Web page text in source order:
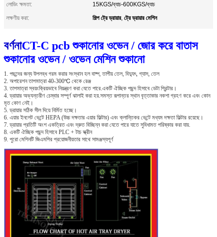
লোডিং ক্ষমতা:
15KGS/ব্যাচ-600KGS/ব্যাচ
লক্ষণীয় করা:
শিল্প ট্রে ড্রায়ার, ট্রে ড্রায়ার মেশিন
বর্ণনাCT-C pcb শুকানোর ওভেন / জোর করে বাতাস
শুকানোর ওভেন / ওভেন মেশিন শুকানো
1. পছন্দের জন্য উপলব্ধ গরম করার সংস্থান হল বাষ্প, তাপীয় তেল, বিদ্যুৎ, গ্যাস, তেল
2. অপারেশন তাপমাত্রা 40-300℃ থেকে রেঞ্জ
3. তাপমাত্রা স্বয়ংক্রিয়ভাবে নিয়ন্ত্রণ করা যেতে পারে.একটি ঐচ্ছিক পছন্দ হিসাবে ডেটা প্রিন্টার।
4. ড্রায়ার অভ্যন্তরীণ চেম্বার সম্পূর্ণ ঝালাই করা হয়.সমস্ত রূপান্তর স্থান বৃত্তাকার নকশা গ্রহণ করে এবং কোন
মৃত কোণ নেই।
5. ড্রায়ার সঠিক সীল দিয়ে নির্মিত হচ্ছে।
6. এয়ার ইনলেট ভেন্টে HEPA (উচ্চ দক্ষতার এয়ার ফিল্টার) এবং ক্লান্তিকর ভেন্টে মধ্যম দক্ষতা ফিল্টার রয়েছে।
7. ড্রায়ার প্রতিটি অংশ একত্রিত এবং দ্রুত বিচ্ছিন্ন করা যেতে পারে যাতে সুবিধামত পরিষ্কার করা যায়.
8. একটি ঐচ্ছিক পছন্দ হিসাবে PLC + টাচ স্ক্রীন
9. পুরো মেশিনটি জিএমপির প্রয়োজনীয়তার সাথে সামঞ্জস্যপূর্ণ